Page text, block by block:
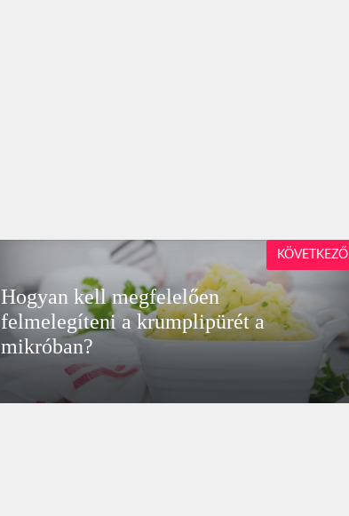
Hogyan kell megfelelően
felmelegíteni a krumplipürét a
mikróban?
KÖVETKEZŐ